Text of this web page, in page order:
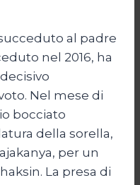
al padre
nel 2016, ha
Nel mese di
bocciato
della sorella,
per un
La presa di